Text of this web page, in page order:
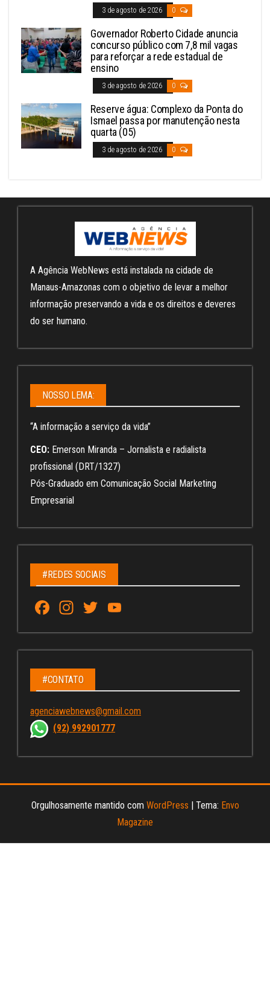
3 de agosto de 2026 0
Governador Roberto Cidade anuncia
concurso público com 7,8 mil vagas
para reforçar a rede estadual de
ensino
3 de agosto de 2026 0
Reserve água: Complexo da Ponta do
Ismael passa por manutenção nesta
quarta (05)
3 de agosto de 2026 0
A Agência WebNews está instalada na cidade de
Manaus-Amazonas com o objetivo de levar a melhor
informação preservando a vida e os direitos e deveres
do ser humano.
NOSSO LEMA:
“A informação a serviço da vida”
CEO: Emerson Miranda – Jornalista e radialista
profissional (DRT/1327)
Pós-Graduado em Comunicação Social Marketing
Empresarial
#REDES SOCIAIS
Fa
ce
bo
ok
In
st
ag
ra
m
T
wi
tt
u
Tu
C
ha
nn
#CONTATO
agenciawebnews@gmail.com
(92) 992901777
Orgulhosamente mantido com WordPress Tema: Envo
Magazine